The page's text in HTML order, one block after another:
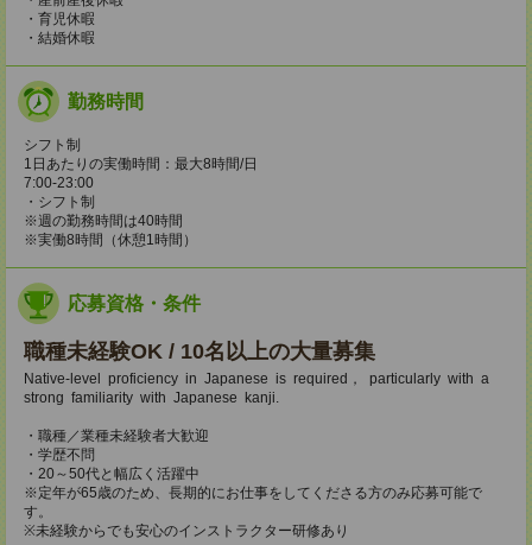
・育児休暇
・結婚休暇
勤務時間
シフト制
1日あたりの実働時間：最大8時間/日
7:00-23:00
・シフト制
※週の勤務時間は40時間
※実働8時間（休憩1時間）
応募資格・条件
職種未経験OK / 10名以上の大量募集
Native-level proficiency in Japanese is required， particularly with a
strong familiarity with Japanese kanji.
・職種／業種未経験者大歓迎
・学歴不問
・20～50代と幅広く活躍中
※定年が65歳のため、長期的にお仕事をしてくださる方のみ応募可能で
す。
※未経験からでも安心のインストラクター研修あり